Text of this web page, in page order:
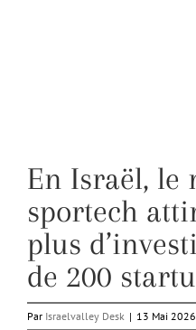
En Israël, le
sportech
plus
de 200
Par Israelvalley Desk | 13 Mai 2026